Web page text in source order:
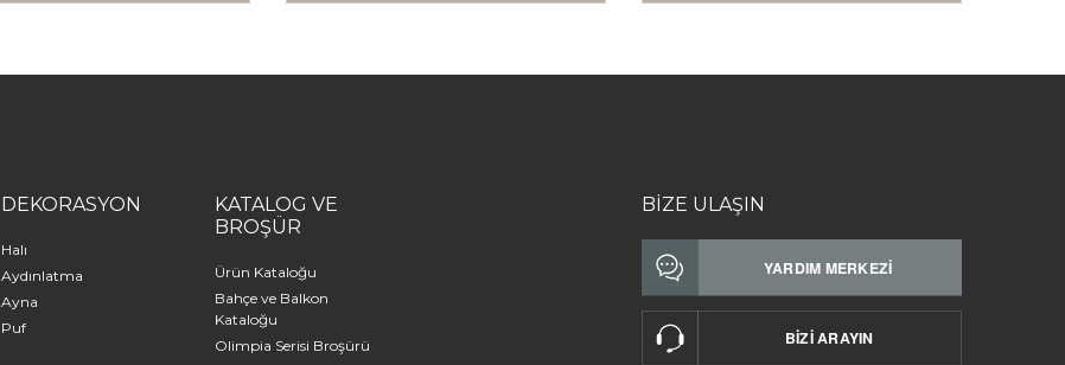
DEKORASYON
Halı
Aydınlatma
Ayna
Puf
KATALOG VE
BROŞÜR
Ürün Kataloğu
Bahçe ve Balkon
Kataloğu
Olimpia Serisi Broşürü
BİZE ULAŞIN